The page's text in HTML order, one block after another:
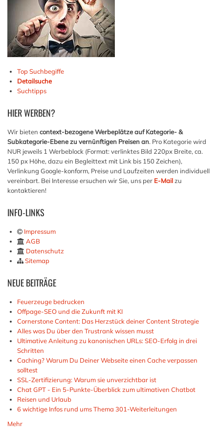
Top Suchbegiffe
Detailsuche
Suchtipps
HIERWERBEN?
Wir bieten context-bezogene Werbeplätze auf Kategorie- &
Subkategorie-Ebene zu vernünftigen Preisen an. Pro Kategorie wird
NUR jeweils 1 Werbeblock (Format: verlinktes Bild 220px Breite, ca.
150 px Höhe, dazu ein Begleittext mit Link bis 150 Zeichen),
Verlinkung Google-konform, Preise und Laufzeiten werden individuell
vereinbart. Bei Interesse ersuchen wir Sie, uns per E-Mailzu
kontaktieren!
INFO-LINKS
Impressum
AGB
Datenschutz
Sitemap
NEUEBEITRÄGE
Feuerzeuge bedrucken
Offpage-SEO und die Zukunft mit KI
Cornerstone Content: Das Herzstück deiner Content Strategie
Alles was Du über den Trustrank wissen musst
Ultimative Anleitung zu kanonischen URLs: SEO-Erfolg in drei
Schritten
Caching? Warum Du Deiner Webseite einen Cache verpassen
solltest
SSL-Zertifizierung: Warum sie unverzichtbar ist
Chat GPT - Ein 5-Punkte-Überblick zum ultimativen Chatbot
Reisen und Urlaub
6 wichtige Infos rund ums Thema 301-Weiterleitungen
Mehr